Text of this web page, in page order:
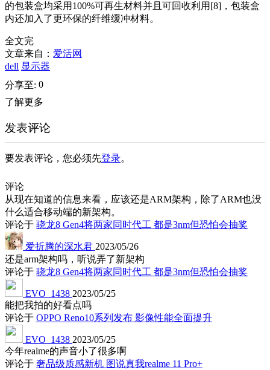
的包装盒均采用100%可再生材料并且可回收利用[8]，包装盒
内还加入了更环保的纤维缓冲材料。
全文完
文章来自： 爱活网
dell 显示器
分享至: 0
了解更多
发表评论
要发表评论，您必须先登录。
评论
从现在知道的信息来看，应该还是ARM架构，除了ARM也没
什么适合移动端的新架构。
评论于 骁龙8 Gen4将两家同时代工 都是3nm但恐怕会抽奖
爱折腾的深水君 2023/05/26
还是arm架构吗，听说弄了新架构
评论于 骁龙8 Gen4将两家同时代工 都是3nm但恐怕会抽奖
EVO_1438 2023/05/25
能把我拍的好看点吗
评论于 OPPO Reno10系列发布 影像性能全面提升
EVO_1438 2023/05/25
今年realme的声音小了很多啊
评论于 奢品级质感新机 图说真我realme 11 Pro+